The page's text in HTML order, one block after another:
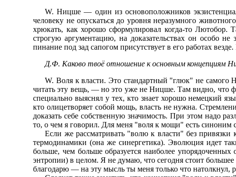
W. Ницше — один из основоположников
человеку не опускаться до уровня неразумного
хрюкать, как хорошо сформулировал когда-то
строгую аргументацию, на доказательствах он особо
пинание под зад сапогом присутствует в его работах
Д.Ф. Каково твоё отношение к основным концепциям
W. Воля к власти. Это стандартный "глюк" не самого
читать эту вещь, — но это уже не Ницше. Там видно, что
специально выяснял у тех, кто знает хорошо немецкий
кто олицетворяет собой мощь, власть не нужна.
доказать себе собственную значимость. При этом надо
то, о чем я говорил. Для меня "воля к мощи" есть синоним
Если же рассматривать "волю к власти" без привязки
термодинамики (она же синергетика). Эволюция идет
больше, чем больше образуется наиболее
энтропии) в целом. Я не думаю, что сегодня стоит
благодарю — на эту мысль ты меня только что натолкнул,